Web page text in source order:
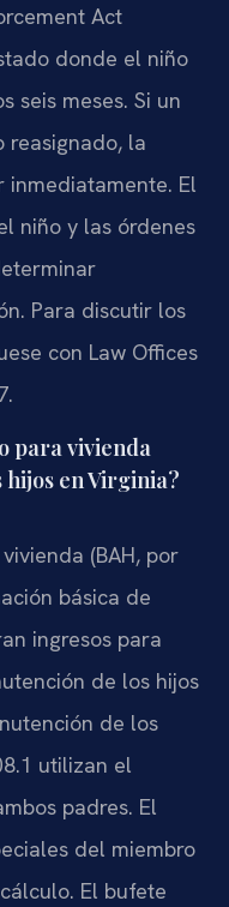
Act
donde el niño
seis meses. Si un
reasignado, la
inmediatamente. El
niño y las órdenes
Para discutir los
con Law Offices
para vivienda
en Virginia?
(BAH, por
básica de
ingresos para
de los hijos
de los
utilizan el
padres. El
del miembro
El bufete